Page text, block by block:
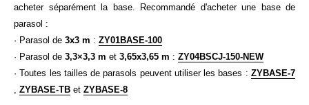
acheter séparément la base. Recommandé d'acheter une base de
parasol :
· Parasol de 3x3 m : ZY01BASE-100
· Parasol de 3,3×3,3 m et 3,65x3,65 m : ZY04BSCJ-150-NEW
· Toutes les tailles de parasols peuvent utiliser les bases : ZYBASE-7
, ZYBASE-TB et ZYBASE-8